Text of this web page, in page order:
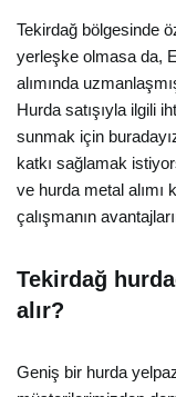
Tekirdağ bölgesinde
yerleşke olmasa da,
alımında
Hurda satışıyla ilgili
sunmak için
katkı sağlamak
ve hurda metal alımı
çalışmanın
Tekirdağ
alır?
Geniş bir hurda